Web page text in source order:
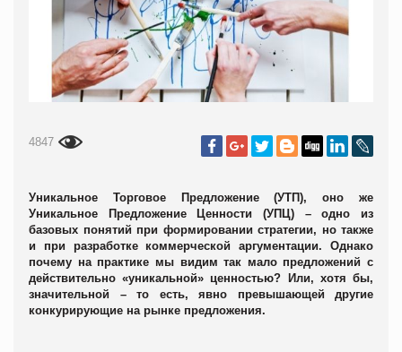
4847
Уникальное Торговое Предложение (УТП), оно же
Уникальное Предложение Ценности (УПЦ) – одно из
базовых понятий при формировании стратегии, но также
и при разработке коммерческой аргументации. Однако
почему на практике мы видим так мало предложений с
действительно «уникальной» ценностью? Или, хотя бы,
значительной – то есть, явно превышающей другие
конкурирующие на рынке предложения.